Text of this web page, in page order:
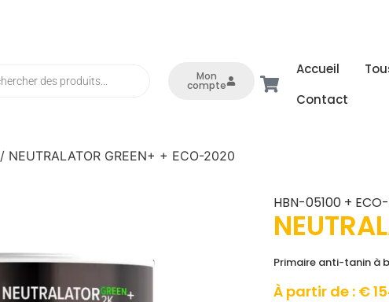
Mon
compte
Accueil
Contact
/ NEUTRALATOR GREEN+ + ECO-2020
HBN-05100 +
Primaire anti-tanin à
À partir de : €